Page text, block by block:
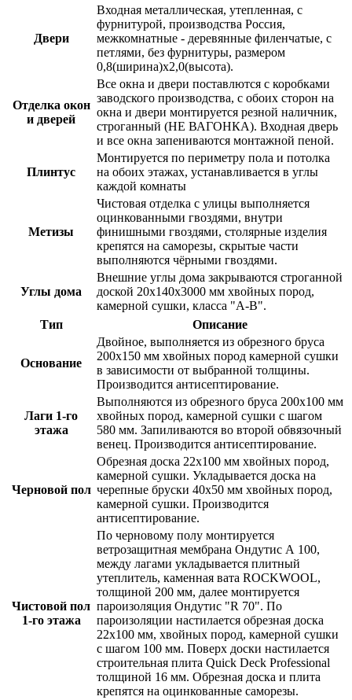
Двери
Входная металлическая, утепленная, с
фурнитурой, производства Россия,
межкомнатные - деревянные филенчатые, с
петлями, без фурнитуры, размером
0,8(ширина)х2,0(высота).
Отделка окон
и дверей
Все окна и двери поставлются с коробками
заводского производства, с обоих сторон на
окна и двери монтируется резной наличник,
строганный (НЕ ВАГОНКА). Входная дверь
и все окна запениваются монтажной пеной.
Плинтус
Монтируется по периметру пола и потолка
на обоих этажах, устанавливается в углы
каждой комнаты
Метизы
Чистовая отделка с улицы выполняется
оцинкованными гвоздями, внутри
финишными гвоздями, столярные изделия
крепятся на cаморезы, скрытые части
выполняются чёрными гвоздями.
Углы дома
Внешние углы дома закрываются строганной
доской 20х140х3000 мм хвойных пород,
камерной сушки, класса "А-В".
Тип
Описание
Основание
Двойное, выполняется из обрезного бруса
200х150 мм хвойных пород камерной сушки
в зависимости от выбранной толщины.
Производится антисептирование.
Лаги 1-го
этажа
Выполняются из обрезного бруса 200х100 мм
хвойных пород, камерной сушки с шагом
580 мм. Запиливаются во второй обвязочный
венец. Производится антисептирование.
Черновой пол
Обрезная доска 22х100 мм хвойных пород,
камерной сушки. Укладывается доска на
черепные бруски 40х50 мм хвойных пород,
камерной сушки. Производится
антисептирование.
Чистовой пол
1-го этажа
По черновому полу монтируется
ветрозащитная мембрана Ондутис А 100,
между лагами укладывается плитный
утеплитель, каменная вата ROCKWOOL,
толщиной 200 мм, далее монтируется
пароизоляция Ондутис "R 70". По
пароизоляции настилается обрезная доска
22х100 мм, хвойных пород, камерной сушки
с шагом 100 мм. Поверх доски настилается
строительная плита Quick Deck Professional
толщиной 16 мм. Обрезная доска и плита
крепятся на оцинкованные саморезы.